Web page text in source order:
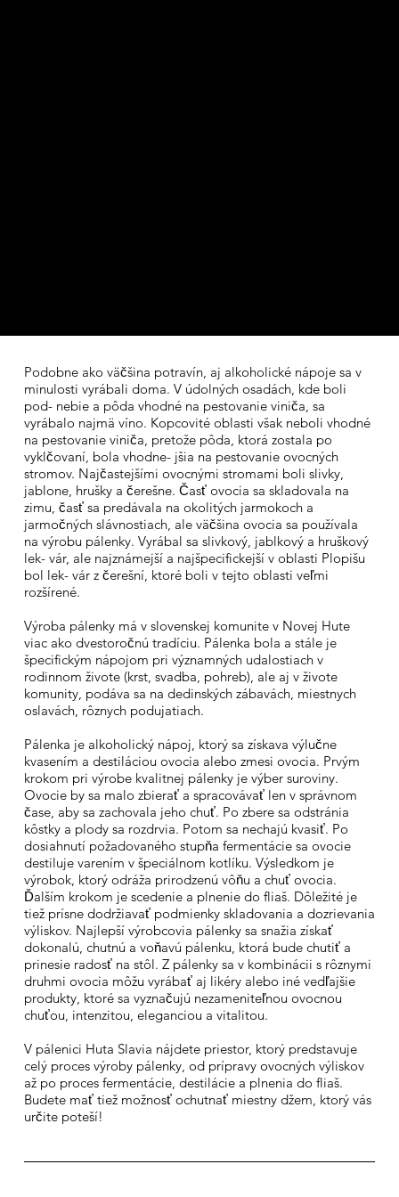
Podobne ako väčšina potravín, aj alkoholické nápoje sa v
minulosti vyrábali doma. V údolných osadách, kde boli
pod- nebie a pôda vhodné na pestovanie viniča, sa
vyrábalo najmä víno. Kopcovité oblasti však neboli vhodné
na pestovanie viniča, pretože pôda, ktorá zostala po
vyklčovaní, bola vhodne- jšia na pestovanie ovocných
stromov. Najčastejšími ovocnými stromami boli slivky,
jablone, hrušky a čerešne. Časť ovocia sa skladovala na
zimu, časť sa predávala na okolitých jarmokoch a
jarmočných slávnostiach, ale väčšina ovocia sa používala
na výrobu pálenky. Vyrábal sa slivkový, jablkový a hruškový
lek- vár, ale najznámejší a najšpecifickejší v oblasti Plopišu
bol lek- vár z čerešní, ktoré boli v tejto oblasti veľmi
rozšírené.
Výroba pálenky má v slovenskej komunite v Novej Hute
viac ako dvestoročnú tradíciu. Pálenka bola a stále je
špecifickým nápojom pri významných udalostiach v
rodinnom živote (krst, svadba, pohreb), ale aj v živote
komunity, podáva sa na dedinských zábavách, miestnych
oslavách, rôznych podujatiach.
Pálenka je alkoholický nápoj, ktorý sa získava výlučne
kvasením a destiláciou ovocia alebo zmesi ovocia. Prvým
krokom pri výrobe kvalitnej pálenky je výber suroviny.
Ovocie by sa malo zbierať a spracovávať len v správnom
čase, aby sa zachovala jeho chuť. Po zbere sa odstránia
kôstky a plody sa rozdrvia. Potom sa nechajú kvasiť. Po
dosiahnutí požadovaného stupňa fermentácie sa ovocie
destiluje varením v špeciálnom kotlíku. Výsledkom je
výrobok, ktorý odráža prirodzenú vôňu a chuť ovocia.
Ďalším krokom je scedenie a plnenie do fliaš. Dôležité je
tiež prísne dodržiavať podmienky skladovania a dozrievania
výliskov. Najlepší výrobcovia pálenky sa snažia získať
dokonalú, chutnú a voňavú pálenku, ktorá bude chutiť a
prinesie radosť na stôl. Z pálenky sa v kombinácii s rôznymi
druhmi ovocia môžu vyrábať aj likéry alebo iné vedľajšie
produkty, ktoré sa vyznačujú nezameniteľnou ovocnou
chuťou, intenzitou, eleganciou a vitalitou.
V pálenici Huta Slavia nájdete priestor, ktorý predstavuje
celý proces výroby pálenky, od prípravy ovocných výliskov
až po proces fermentácie, destilácie a plnenia do fliaš.
Budete mať tiež možnosť ochutnať miestny džem, ktorý vás
určite poteší!